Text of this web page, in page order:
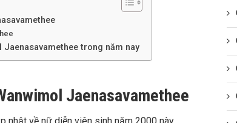
trong năm nay
Jaenasavamethee